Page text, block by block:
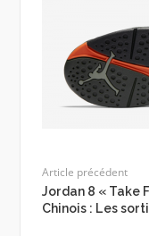
Article précédent
Jordan 8 « Take
Chinois : Les